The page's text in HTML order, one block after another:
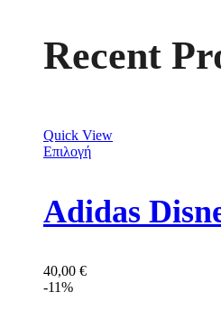
Recent
Quick View
Επιλογή
Adidas
40,00 €
-11%